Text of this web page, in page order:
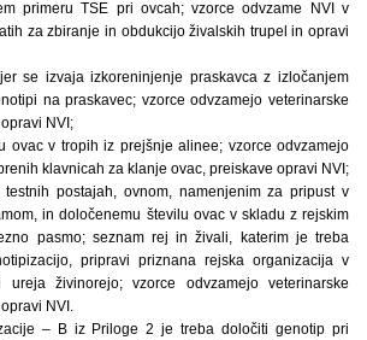
primeru TSE pri ovcah; vzorce odvzame NVI v
za zbiranje in obdukcijo živalskih trupel in opravi
se izvaja izkoreninjenje praskavca z izločanjem
na praskavec; vzorce odvzamejo veterinarske
NVI;
ovac v tropih iz prejšnje alinee; vzorce odvzamejo
klavnicah za klanje ovac, preiskave opravi NVI;
postajah, ovnom, namenjenim za pripust v
in določenemu številu ovac v skladu z rejskim
pasmo; seznam rej in živali, katerim je treba
pripravi priznana rejska organizacija v
živinorejo; vzorce odvzamejo veterinarske
NVI.
– B iz Priloge 2 je treba določiti genotip pri